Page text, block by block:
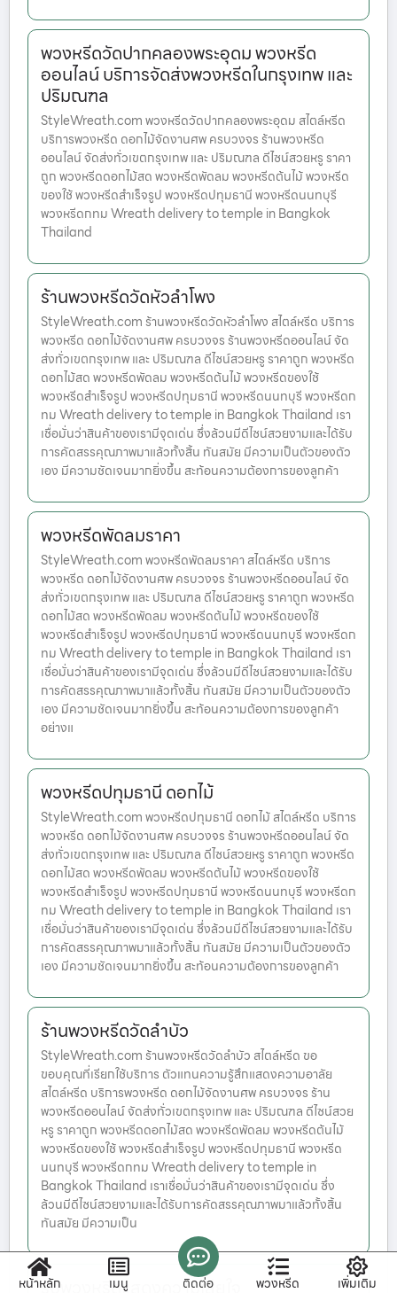
พวงหรีดวัดปากคลองพระอุดม พวงหรีด
ออนไลน์ บริการจัดส่งพวงหรีดในกรุงเทพ และ
ปริมณฑล
StyleWreath.com พวงหรีดวัดปากคลองพระอุดม สไตล์หรีด
บริการพวงหรีด ดอกไม้จัดงานศพ ครบวงจร ร้านพวงหรีด
ออนไลน์ จัดส่งทั่วเขตกรุงเทพ และ ปริมณฑล ดีไซน์สวยหรู ราคา
ถูก พวงหรีดดอกไม้สด พวงหรีดพัดลม พวงหรีดต้นไม้ พวงหรีด
ของใช้ พวงหรีดสำเร็จรูป พวงหรีดปทุมธานี พวงหรีดนนทบุรี
พวงหรีดกทม Wreath delivery to temple in Bangkok
Thailand
ร้านพวงหรีดวัดหัวลำโพง
StyleWreath.com ร้านพวงหรีดวัดหัวลำโพง สไตล์หรีด บริการ
พวงหรีด ดอกไม้จัดงานศพ ครบวงจร ร้านพวงหรีดออนไลน์ จัด
ส่งทั่วเขตกรุงเทพ และ ปริมณฑล ดีไซน์สวยหรู ราคาถูก พวงหรีด
ดอกไม้สด พวงหรีดพัดลม พวงหรีดต้นไม้ พวงหรีดของใช้
พวงหรีดสำเร็จรูป พวงหรีดปทุมธานี พวงหรีดนนทบุรี พวงหรีดก
ทม Wreath delivery to temple in Bangkok Thailand เรา
เชื่อมั่นว่าสินค้าของเรามีจุดเด่น ซึ่งล้วนมีดีไซน์สวยงามและได้รับ
การคัดสรรคุณภาพมาแล้วทั้งสิ้น ทันสมัย มีความเป็นตัวของตัว
เอง มีความชัดเจนมากยิ่งขึ้น สะท้อนความต้องการของลูกค้า
พวงหรีดพัดลมราคา
StyleWreath.com พวงหรีดพัดลมราคา สไตล์หรีด บริการ
พวงหรีด ดอกไม้จัดงานศพ ครบวงจร ร้านพวงหรีดออนไลน์ จัด
ส่งทั่วเขตกรุงเทพ และ ปริมณฑล ดีไซน์สวยหรู ราคาถูก พวงหรีด
ดอกไม้สด พวงหรีดพัดลม พวงหรีดต้นไม้ พวงหรีดของใช้
พวงหรีดสำเร็จรูป พวงหรีดปทุมธานี พวงหรีดนนทบุรี พวงหรีดก
ทม Wreath delivery to temple in Bangkok Thailand เรา
เชื่อมั่นว่าสินค้าของเรามีจุดเด่น ซึ่งล้วนมีดีไซน์สวยงามและได้รับ
การคัดสรรคุณภาพมาแล้วทั้งสิ้น ทันสมัย มีความเป็นตัวของตัว
เอง มีความชัดเจนมากยิ่งขึ้น สะท้อนความต้องการของลูกค้า
อย่างแ
พวงหรีดปทุมธานี ดอกไม้
StyleWreath.com พวงหรีดปทุมธานี ดอกไม้ สไตล์หรีด บริการ
พวงหรีด ดอกไม้จัดงานศพ ครบวงจร ร้านพวงหรีดออนไลน์ จัด
ส่งทั่วเขตกรุงเทพ และ ปริมณฑล ดีไซน์สวยหรู ราคาถูก พวงหรีด
ดอกไม้สด พวงหรีดพัดลม พวงหรีดต้นไม้ พวงหรีดของใช้
พวงหรีดสำเร็จรูป พวงหรีดปทุมธานี พวงหรีดนนทบุรี พวงหรีดก
ทม Wreath delivery to temple in Bangkok Thailand เรา
เชื่อมั่นว่าสินค้าของเรามีจุดเด่น ซึ่งล้วนมีดีไซน์สวยงามและได้รับ
การคัดสรรคุณภาพมาแล้วทั้งสิ้น ทันสมัย มีความเป็นตัวของตัว
เอง มีความชัดเจนมากยิ่งขึ้น สะท้อนความต้องการของลูกค้า
ร้านพวงหรีดวัดลำบัว
StyleWreath.com ร้านพวงหรีดวัดลำบัว สไตล์หรีด ขอ
ขอบคุณที่เรียกใช้บริการ ตัวแทนความรู้สึกแสดงความอาลัย
สไตล์หรีด บริการพวงหรีด ดอกไม้จัดงานศพ ครบวงจร ร้าน
พวงหรีดออนไลน์ จัดส่งทั่วเขตกรุงเทพ และ ปริมณฑล ดีไซน์สวย
หรู ราคาถูก พวงหรีดดอกไม้สด พวงหรีดพัดลม พวงหรีดต้นไม้
พวงหรีดของใช้ พวงหรีดสำเร็จรูป พวงหรีดปทุมธานี พวงหรีด
นนทบุรี พวงหรีดกทม Wreath delivery to temple in
Bangkok Thailand เราเชื่อมั่นว่าสินค้าของเรามีจุดเด่น ซึ่ง
ล้วนมีดีไซน์สวยงามและได้รับการคัดสรรคุณภาพมาแล้วทั้งสิ้น
ทันสมัย มีความเป็น
หน้าหลัก เมนู ติดต่อ พวงหรีด เพิ่มเติม